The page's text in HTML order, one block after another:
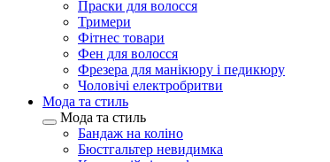
Праски для волосся
Тримери
Фітнес товари
Фен для волосся
Фрезера для манікюру і педикюру
Чоловічі електробритви
Мода та стиль
Мода та стиль
Бандаж на коліно
Бюстгальтер невидимка